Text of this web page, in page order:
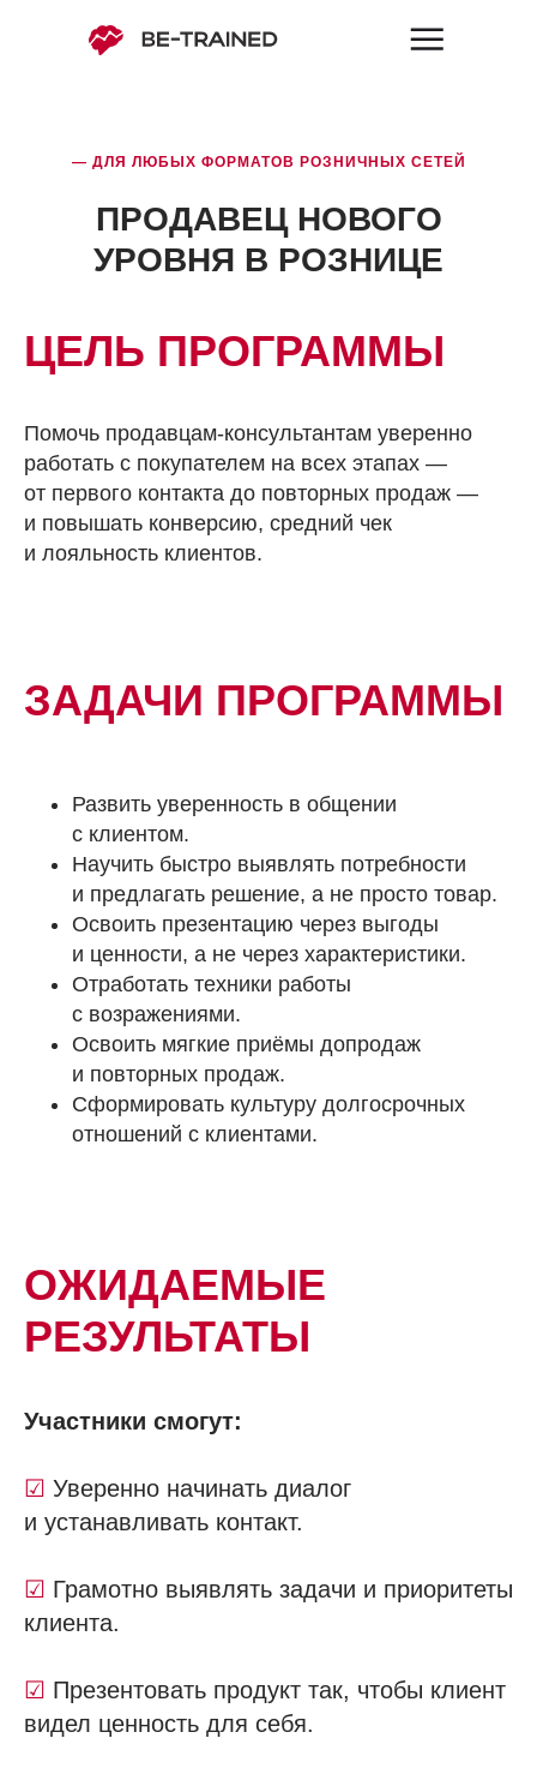
— ДЛЯ ЛЮБЫХ ФОРМАТОВ РОЗНИЧНЫХ СЕТЕЙ
ПРОДАВЕЦ НОВОГО
УРОВНЯ В РОЗНИЦЕ
ЦЕЛЬ ПРОГРАММЫ
Помочь продавцам-консультантам уверенно
работать с покупателем на всех этапах —
от первого контакта до повторных продаж —
и повышать конверсию, средний чек
и лояльность клиентов.
ЗАДАЧИ ПРОГРАММЫ
Развить уверенность в общении
с клиентом.
Научить быстро выявлять потребности
и предлагать решение, а не просто товар.
Освоить презентацию через выгоды
и ценности, а не через характеристики.
Отработать техники работы
с возражениями.
Освоить мягкие приёмы допродаж
и повторных продаж.
Сформировать культуру долгосрочных
отношений с клиентами.
ОЖИДАЕМЫЕ
РЕЗУЛЬТАТЫ
Участники смогут:
☑ Уверенно начинать диалог
и устанавливать контакт.
☑ Грамотно выявлять задачи и приоритеты
клиента.
☑ Презентовать продукт так, чтобы клиент
видел ценность для себя.